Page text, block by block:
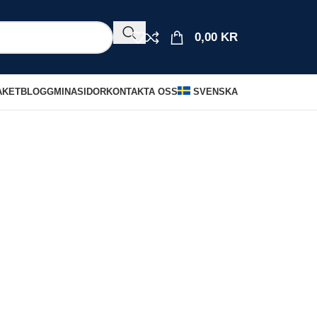
0,00 KR
BLOGGMINASIDORKONTAKTA OSS SVENSKA